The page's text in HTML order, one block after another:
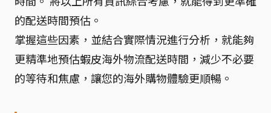
的配送時間預估。
掌握這些因素，並結合實際情況進行分析，就能夠
更精準地預估蝦皮海外物流配送時間，減少不必要
的等待和焦慮，讓您的海外購物體驗更順暢。